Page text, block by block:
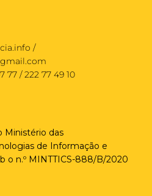
/
77 / 222 77 49 10
Ministério das
de Informação e
o n.º MINTTICS-888/B/2020